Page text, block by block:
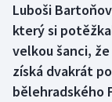
Box
Curling
Dostihy
Luboši
který si
velkou šanci,
získá dvakrát
bělehradského